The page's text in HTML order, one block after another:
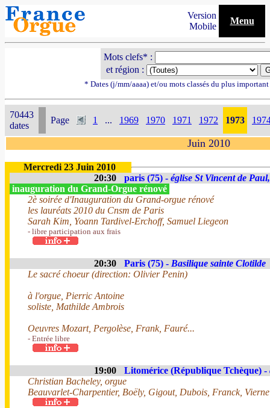
Version
Mobile
Menu
Mots clefs* :
et région :
* Dates (j/mm/aaaa) et/ou mots classés du plus
70443
dates
Page 1 ... 1969 1970 1971 1972 1973
Juin 2010
Mercredi 23 Juin 2010
20:30
paris (75) - église St Vincent de
inauguration du Grand-Orgue rénové
2è soirée d'Inauguration du Grand-orgue rénové
les lauréats 2010 du Cnsm de Paris
Sarah Kim, Yoann Tardivel-Erchoff, Samuel Liegeon
- libre participation aux frais
20:30 Paris (75) - Basilique sainte Clotilde
Le sacré choeur (direction: Olivier Penin)
à l'orgue, Pierric Antoine
soliste, Mathilde Ambrois
Oeuvres Mozart, Pergolèse, Frank, Fauré...
- Entrée libre
19:00 Litomérice (République Tchèque) -
Christian Bacheley, orgue
Beauvarlet-Charpentier, Boëly, Gigout, Dubois, Franck, Vierne